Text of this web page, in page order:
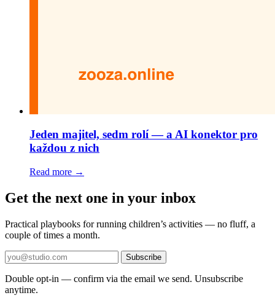
Jeden majitel, sedm rolí — a AI konektor pro
každou z nich
Read more →
Get the next one in your inbox
Practical playbooks for running children’s activities — no fluff, a
couple of times a month.
Subscribe
Double opt-in — confirm via the email we send. Unsubscribe
anytime.